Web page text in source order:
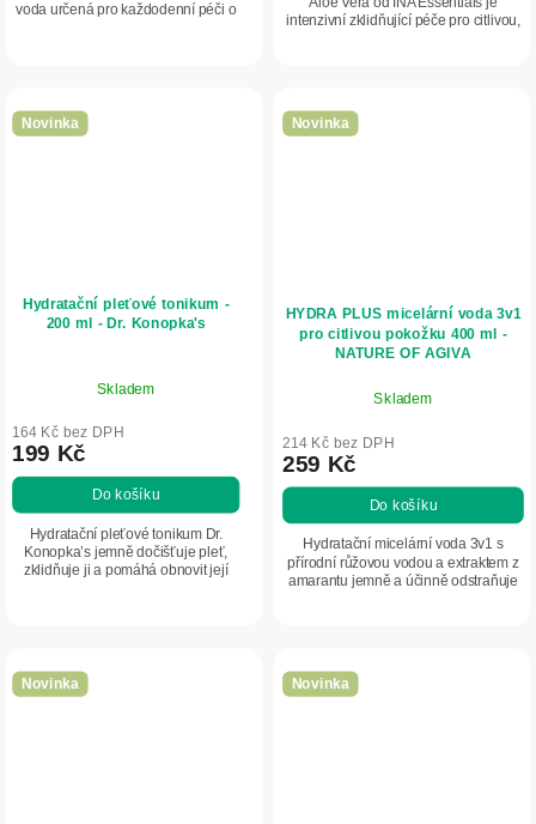
voda určená pro každodenní péči o
intenzivní zklidňující péče pro citlivou,
Novinka
Hydratační pleťové tonikum -
200 ml - Dr. Konopka's
Skladem
164 Kč bez DPH
199 Kč
Do košíku
Hydratační pleťové tonikum Dr.
Konopka’s jemně dočišťuje pleť,
zklidňuje ji a pomáhá obnovit její
Novinka
HYDRA PLUS micelární voda 3v1
pro citlivou pokožku 400 ml -
NATURE OF AGIVA
Skladem
214 Kč bez DPH
259 Kč
Do košíku
Hydratační micelární voda 3v1 s
přírodní růžovou vodou a extraktem z
amarantu jemně a účinně odstraňuje
Novinka Novinka